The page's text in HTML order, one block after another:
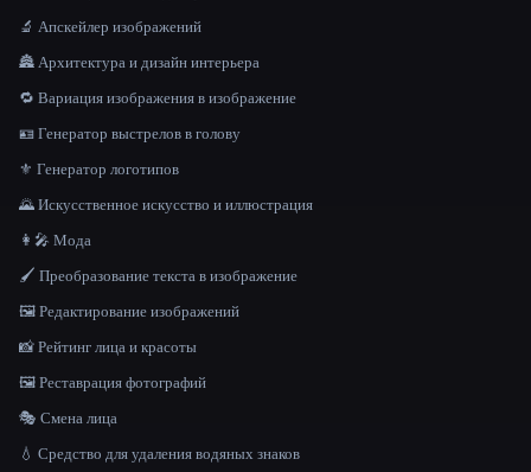
🔬 Апскейлер изображений
🏯 Архитектура и дизайн интерьера
🔁 Вариация изображения в изображение
🪪 Генератор выстрелов в голову
⚜️ Генератор логотипов
🌄 Искусственное искусство и иллюстрация
👩‍🎤 Мода
🖌️ Преобразование текста в изображение
🖼️ Редактирование изображений
📸 Рейтинг лица и красоты
🖼️ Реставрация фотографий
🎭 Смена лица
💧 Средство для удаления водяных знаков